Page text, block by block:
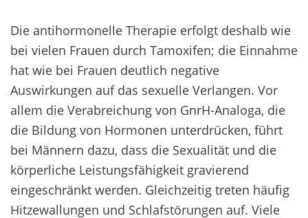
Die antihormonelle Therapie erfolgt deshalb wie
bei vielen Frauen durch Tamoxifen; die Einnahme
hat wie bei Frauen deutlich negative
Auswirkungen auf das sexuelle Verlangen. Vor
allem die Verabreichung von GnrH-Analoga, die
die Bildung von Hormonen unterdrücken, führt
bei Männern dazu, dass die Sexualität und die
körperliche Leistungsfähigkeit gravierend
eingeschränkt werden. Gleichzeitig treten häufig
Hitzewallungen und Schlafstörungen auf. Viele